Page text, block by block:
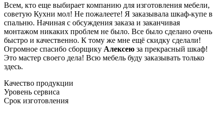
Всем, кто еще выбирает компанию для изготовления мебели,
советую Кухни мол! Не пожалеете! Я заказывала шкаф-купе в
спальню. Начиная с обсуждения заказа и заканчивая
монтажом никаких проблем не было. Все было сделано очень
быстро и качественно. К тому же мне ещё скидку сделали!
Огромное спасибо сборщику Алексею за прекрасный шкаф!
Это мастер своего дела! Всю мебель буду заказывать только
здесь.
Качество продукции
Уровень сервиса
Срок изготовления